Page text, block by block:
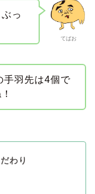
てばお
っ
手羽先は4個で
わり